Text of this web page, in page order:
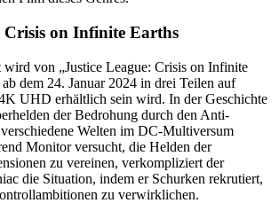
Crisis on Infinite Earths
von „Justice League: Crisis on Infinite
dem 24. Januar 2024 in drei Teilen auf
UHD erhältlich sein wird. In der Geschichte
der Bedrohung durch den Anti-
Welten im DC-Multiversum
Monitor versucht, die Helden der
zu vereinen, verkompliziert der
die Situation, indem er Schurken rekrutiert,
zu verwirklichen.